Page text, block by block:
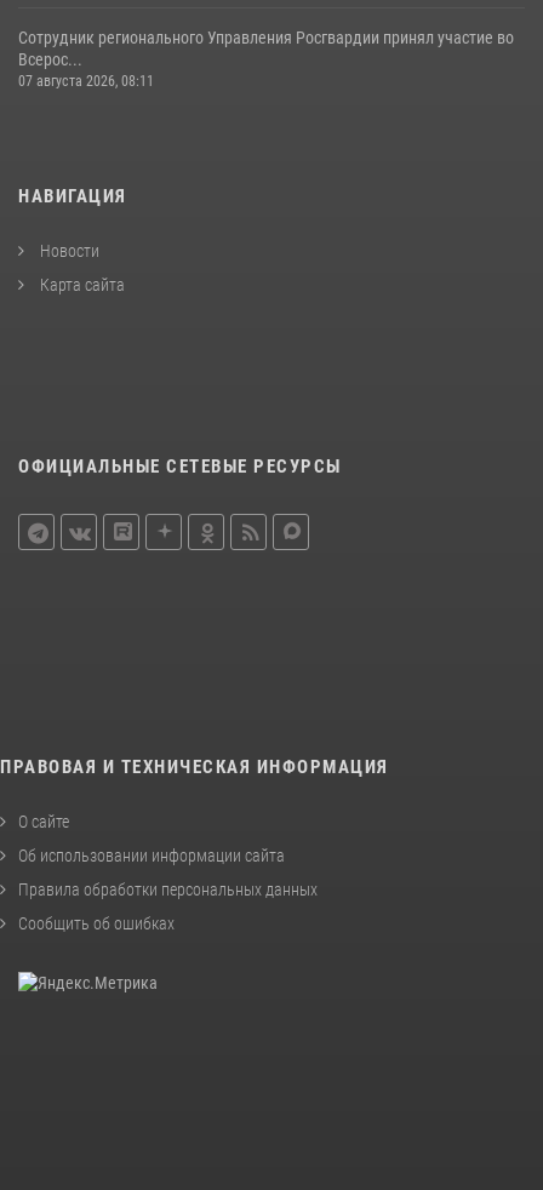
Сотрудник регионального Управления Росгвардии принял участие во
Всерос...
07 августа 2026, 08:11
НАВИГАЦИЯ
Новости
Карта сайта
ОФИЦИАЛЬНЫЕ СЕТЕВЫЕ РЕСУРСЫ
ПРАВОВАЯ И ТЕХНИЧЕСКАЯ ИНФОРМАЦИЯ
О сайте
Об использовании информации сайта
Правила обработки персональных данных
Сообщить об ошибках